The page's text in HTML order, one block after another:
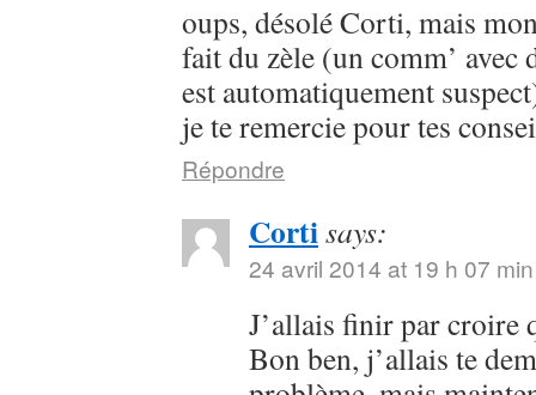
oups, désolé Corti, mais
fait du zèle (un comm’ avec
est automatiquement
je te remercie pour tes
Répondre
Cortisays:
24 avril 2014 at 19 h 07 min
J’allais finir par croire
Bon ben, j’allais te